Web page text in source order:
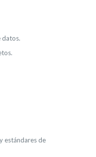
datos.
estándares de